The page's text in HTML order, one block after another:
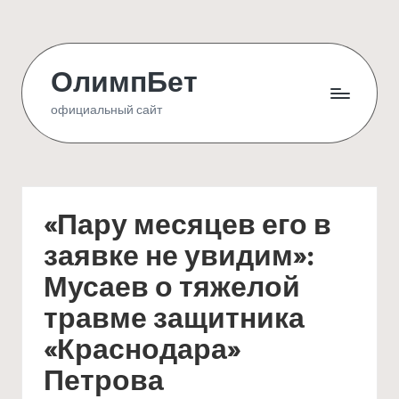
content
ОлимпБет
официальный сайт
«Пару месяцев его в
заявке не увидим»:
Мусаев о тяжелой
травме защитника
«Краснодара»
Петрова